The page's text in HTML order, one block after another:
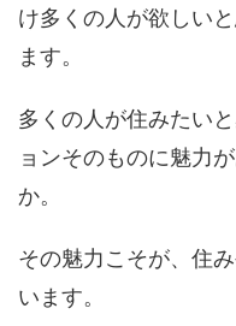
け多くの人が欲しい
ます。
多くの人が住みたい
ョンそのものに魅力
か。
その魅力こそが、住
います。